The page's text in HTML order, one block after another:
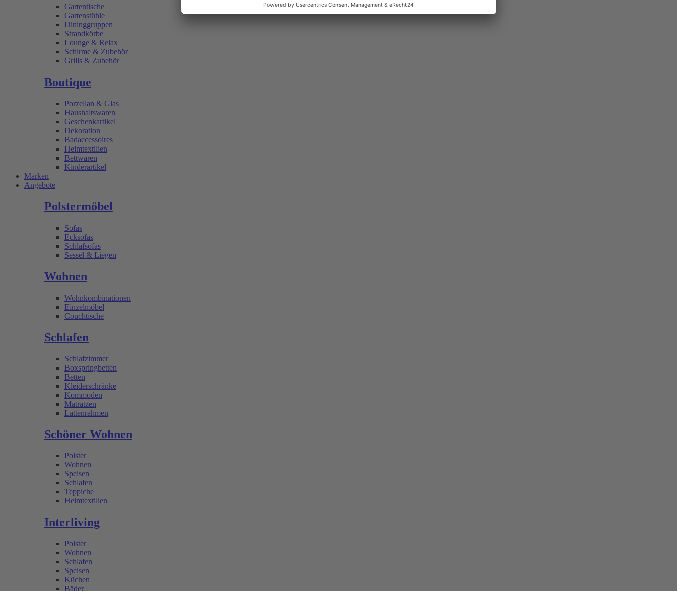
Gartentische
Gartenstühle
Dininggruppen
Strandkörbe
Lounge & Relax
Schirme & Zubehör
Grills & Zubehör
Boutique
Porzellan & Glas
Haushaltswaren
Geschenkartikel
Dekoration
Badaccessoires
Heimtextilien
Bettwaren
Kinderartikel
Marken
Angebote
Polstermöbel
Sofas
Ecksofas
Schlafsofas
Sessel & Liegen
Wohnen
Wohnkombinationen
Einzelmöbel
Couchtische
Schlafen
Schlafzimmer
Boxspringbetten
Betten
Kleiderschränke
Kommoden
Matratzen
Lattenrahmen
Schöner Wohnen
Polster
Wohnen
Speisen
Schlafen
Teppiche
Heimtextilien
Interliving
Polster
Wohnen
Schlafen
Speisen
Küchen
Bäder